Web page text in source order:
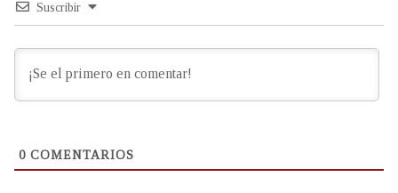
Suscribir
0 COMENTARIOS